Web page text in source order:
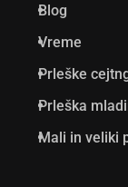
Blog
Vreme
Prleške
Prleška
Mali in veliki